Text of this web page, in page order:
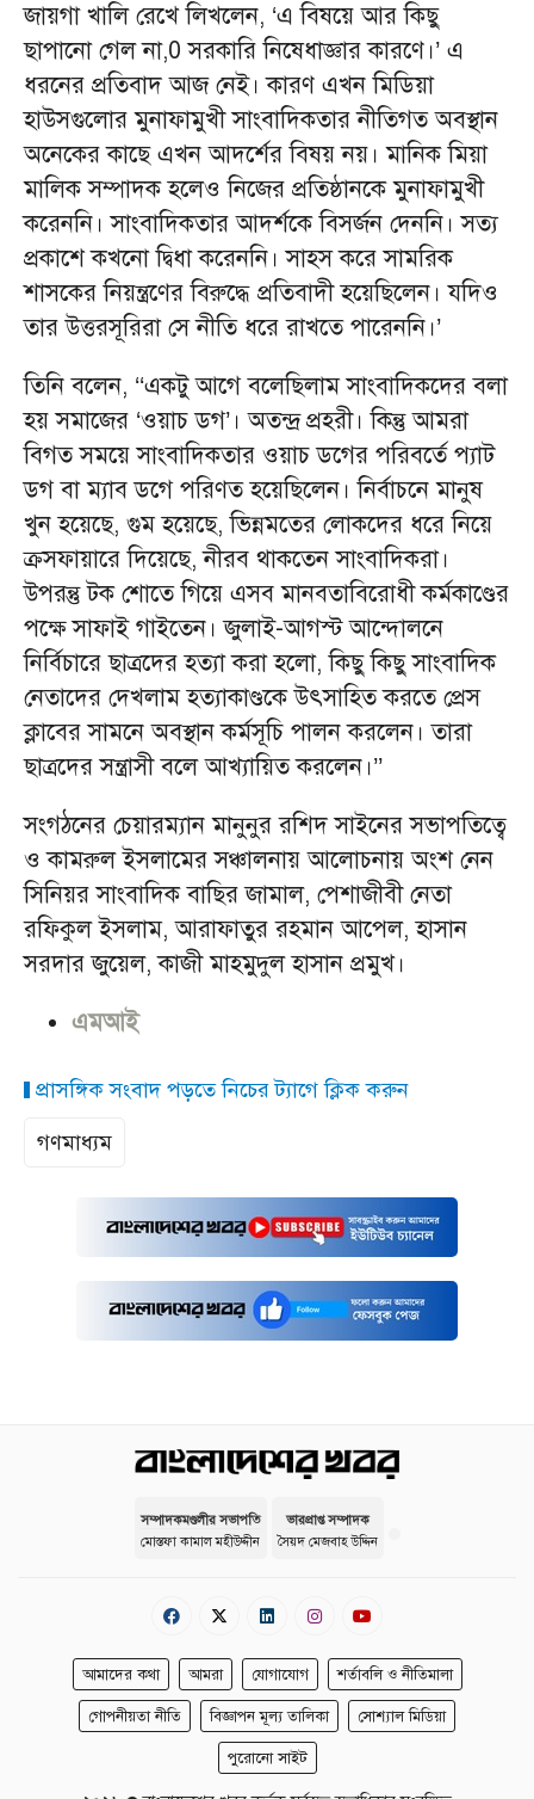
জায়গা খালি রেখে লিখলেন, ‘এ বিষয়ে আর কিছু
ছাপানো গেল না,0 সরকারি নিষেধাজ্ঞার কারণে।’ এ
ধরনের প্রতিবাদ আজ নেই। কারণ এখন মিডিয়া
হাউসগুলোর মুনাফামুখী সাংবাদিকতার নীতিগত অবস্থান
অনেকের কাছে এখন আদর্শের বিষয় নয়। মানিক মিয়া
মালিক সম্পাদক হলেও নিজের প্রতিষ্ঠানকে মুনাফামুখী
করেননি। সাংবাদিকতার আদর্শকে বিসর্জন দেননি। সত্য
প্রকাশে কখনো দ্বিধা করেননি। সাহস করে সামরিক
শাসকের নিয়ন্ত্রণের বিরুদ্ধে প্রতিবাদী হয়েছিলেন। যদিও
তার উত্তরসূরিরা সে নীতি ধরে রাখতে পারেননি।’
তিনি বলেন, ‘‘একটু আগে বলেছিলাম সাংবাদিকদের বলা
হয় সমাজের ‘ওয়াচ ডগ’। অতন্দ্র প্রহরী। কিন্তু আমরা
বিগত সময়ে সাংবাদিকতার ওয়াচ ডগের পরিবর্তে প্যাট
ডগ বা ম্যাব ডগে পরিণত হয়েছিলেন। নির্বাচনে মানুষ
খুন হয়েছে, গুম হয়েছে, ভিন্নমতের লোকদের ধরে নিয়ে
ক্রসফায়ারে দিয়েছে, নীরব থাকতেন সাংবাদিকরা।
উপরন্তু টক শোতে গিয়ে এসব মানবতাবিরোধী কর্মকাণ্ডের
পক্ষে সাফাই গাইতেন। জুলাই-আগস্ট আন্দোলনে
নির্বিচারে ছাত্রদের হত্যা করা হলো, কিছু কিছু সাংবাদিক
নেতাদের দেখলাম হত্যাকাণ্ডকে উৎসাহিত করতে প্রেস
ক্লাবের সামনে অবস্থান কর্মসূচি পালন করলেন। তারা
ছাত্রদের সন্ত্রাসী বলে আখ্যায়িত করলেন।’’
সংগঠনের চেয়ারম্যান মানুনুর রশিদ সাইনের সভাপতিত্বে
ও কামরুল ইসলামের সঞ্চালনায় আলোচনায় অংশ নেন
সিনিয়র সাংবাদিক বাছির জামাল, পেশাজীবী নেতা
রফিকুল ইসলাম, আরাফাতুর রহমান আপেল, হাসান
সরদার জুয়েল, কাজী মাহমুদুল হাসান প্রমুখ।
এমআই
প্রাসঙ্গিক সংবাদ পড়তে নিচের ট্যাগে ক্লিক করুন
গণমাধ্যম
সম্পাদকমণ্ডলীর সভাপতি
মোস্তফা কামাল মহীউদ্দীন
ভারপ্রাপ্ত সম্পাদক
সৈয়দ মেজবাহ উদ্দিন
আমাদের কথা আমরা যোগাযোগ শর্তাবলি ও নীতিমালা
গোপনীয়তা নীতি বিজ্ঞাপন মূল্য তালিকা সোশ্যাল মিডিয়া
পুরোনো সাইট